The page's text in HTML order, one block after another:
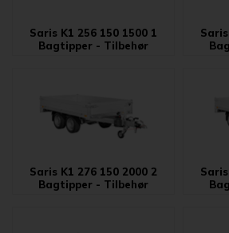
Saris K1 256 150 1500 1
Bagtipper - Tilbehør
Saris K1 276 150 2000 2
Bagtipper - Tilbehør